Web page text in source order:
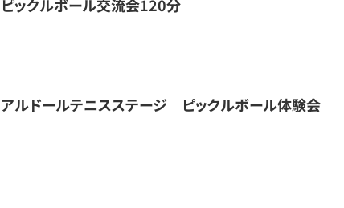
ピックルボール交流会120分
アルドールテニスステージ ピックルボール体験会